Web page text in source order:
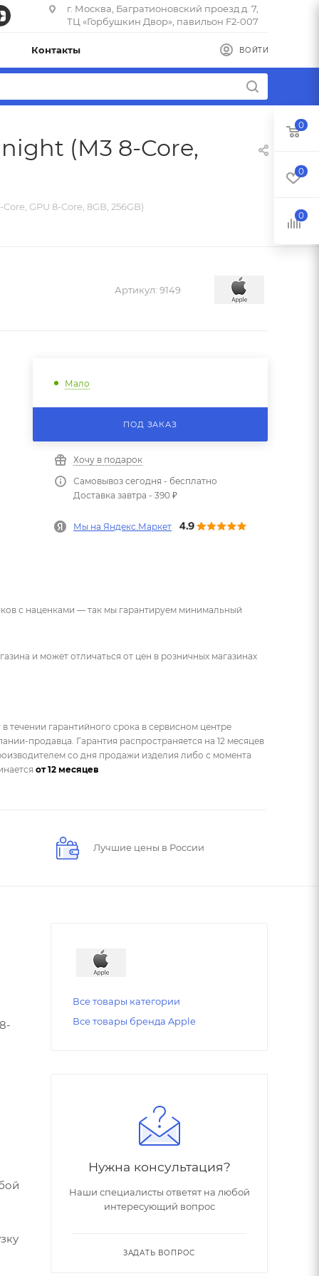
г. Москва, Багратионовский проезд д. 7,
ТЦ «Горбушкин Двор», павильон F2-007
ВОЙТИ
Контакты
(M3 8-Core,
GPU 8-Core, 8GB, 256GB)
Артикул: 9149
Мало
ПОД ЗАКАЗ
Хочу в подарок
Самовывоз сегодня - бесплатно
Доставка завтра - 390 ₽
Мы на Яндекс.Маркет
с наценками — так мы гарантируем минимальный
и может отличаться от цен в розничных магазинах
течении гарантийного срока в сервисном центре
продавца. Гарантия распространяется на 12 месяцев
со дня продажи изделия либо с момента
от 12 месяцев
Лучшие цены в России
Все товары категории
Все товары бренда Apple
Нужна консультация?
Наши специалисты ответят на любой
интересующий вопрос
ЗАДАТЬ ВОПРОС
0
0
0